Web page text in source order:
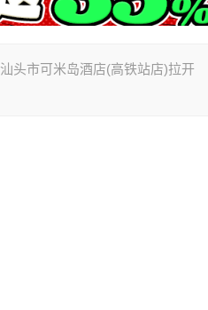
头市可米岛酒店(高铁站店)拉开